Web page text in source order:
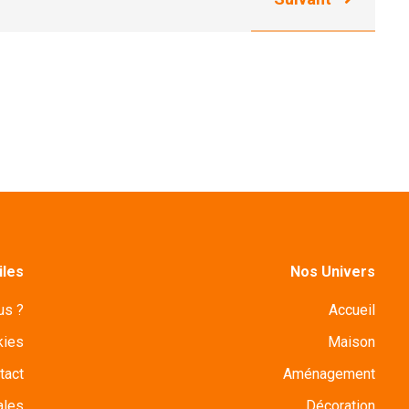
?
Nos Univers
Accueil
Maison
Aménagement